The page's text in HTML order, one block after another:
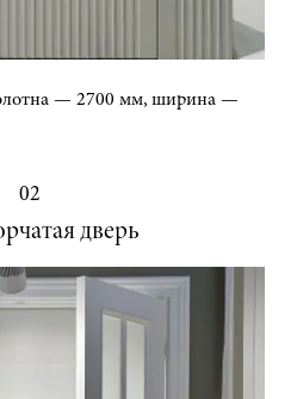
— 2700 мм, ширина —
02
дверь